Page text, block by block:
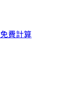
免費計算